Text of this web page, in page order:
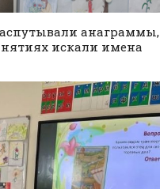
анаграммы,
искали имена